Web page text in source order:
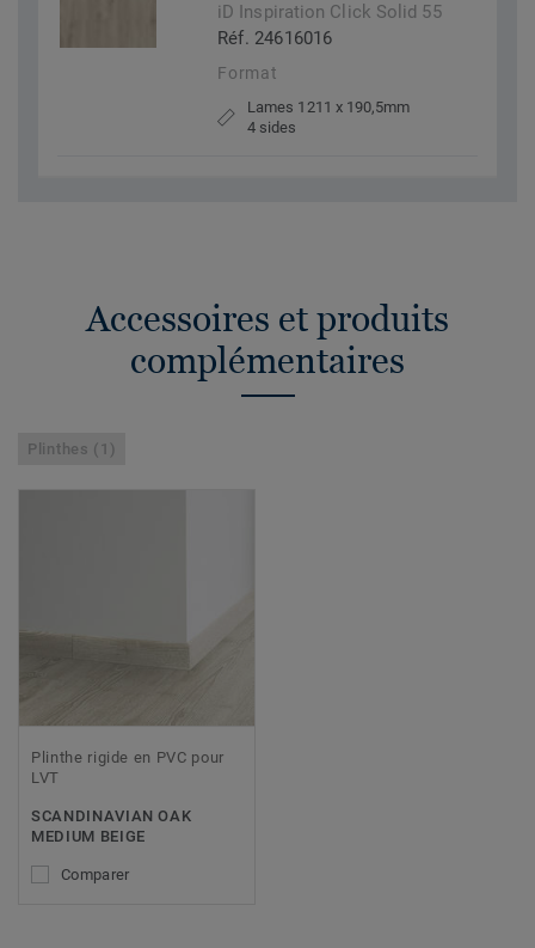
iD Inspiration Click Solid 55
Réf. 24616016
Format
Lames 1211 x 190,5mm
4 sides
Accessoires et produits
complémentaires
Plinthes (1)
Plinthe rigide en PVC pour
LVT
SCANDINAVIAN OAK
MEDIUM BEIGE
Comparer